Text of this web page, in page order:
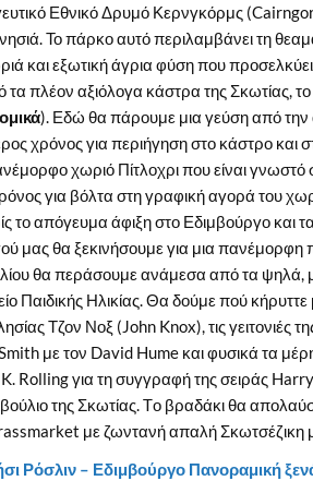
Εθνικό Δρυμό Κερνγκόρμς
Το πάρκο αυτό περιλαμβάνει τη
και εξωτική άγρια φύση που
τα πλέον αξιόλογα κάστρα της Σκωτίας,
). Εδώ θα πάρουμε μια γεύση από την
χρόνος για περιήγηση στο κάστρο και
χωριό Πίτλοχρι που είναι γνωστό
για βόλτα στη γραφική αγορά του
το απόγευμα άφιξη στο Εδιμβούργο και
μας θα ξεκινήσουμε για μια πανέμορφη
θα περάσουμε ανάμεσα από τα ψηλά,
Παιδικής Ηλικίας. Θα δούμε πού
Τζον Νοξ (John Knox), τις
με τον David Hume και φυσικά τα
K. Rolling για τη συγγραφή της σειράς
της Σκωτίας. Tο βραδάκι θα
με ζωντανή απαλή Σκωτσέζικη
Ρόσλιν – Εδιμβούργο Πανοραμική